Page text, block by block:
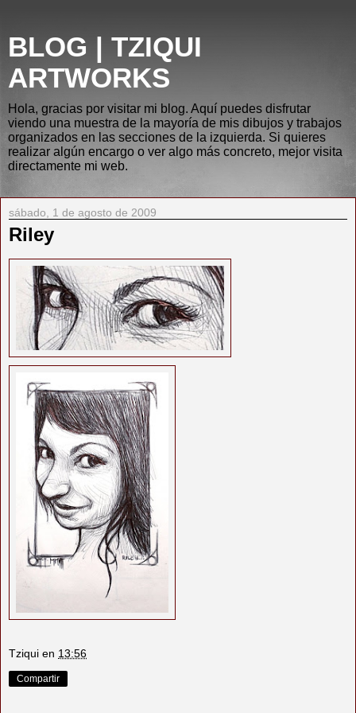
BLOG | TZIQUI
ARTWORKS
Hola, gracias por visitar mi blog. Aquí puedes disfrutar
viendo una muestra de la mayoría de mis dibujos y trabajos
organizados en las secciones de la izquierda. Si quieres
realizar algún encargo o ver algo más concreto, mejor visita
directamente mi web.
sábado, 1 de agosto de 2009
Riley
Tziqui en 13:56
Compartir